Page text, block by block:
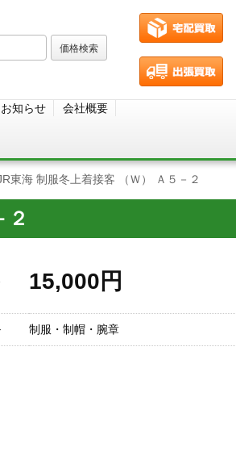
お知らせ 会社概要
東海 制服冬上着接客 （Ｗ） Ａ５－２
２
15,000円
制服・制帽・腕章